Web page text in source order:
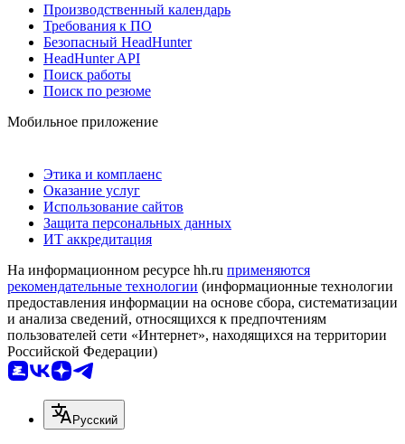
Производственный календарь
Требования к ПО
Безопасный HeadHunter
HeadHunter API
Поиск работы
Поиск по резюме
Мобильное приложение
Этика и комплаенс
Оказание услуг
Использование сайтов
Защита персональных данных
ИТ аккредитация
На информационном ресурсе hh.ru применяются
рекомендательные технологии (информационные технологии
предоставления информации на основе сбора, систематизации
и анализа сведений, относящихся к предпочтениям
пользователей сети «Интернет», находящихся на территории
Российской Федерации)
Русский